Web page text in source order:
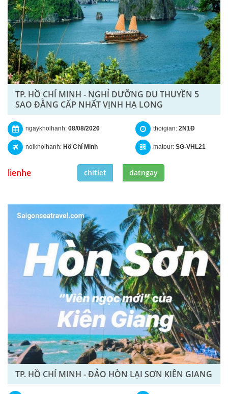
TP. HỒ CHÍ MINH - NGHỈ DƯỠNG DU THUYỀN 5
SAO ĐẲNG CẤP NHẤT VỊNH HẠ LONG
ngaykhoihanh: 08/08/2026
noikhoihanh: Hồ Chí Minh
thoigian: 2N1Đ
matour: SG-VHL21
lienhe chitiet datngay
TP. HỒ CHÍ MINH - ĐẢO HÒN LẠI SƠN KIÊN GIANG